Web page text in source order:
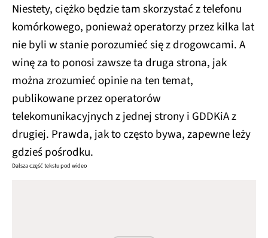
Niestety, ciężko będzie tam skorzystać z telefonu
komórkowego, ponieważ operatorzy przez kilka lat
nie byli w stanie porozumieć się z drogowcami. A
winę za to ponosi zawsze ta druga strona, jak
można zrozumieć opinie na ten temat,
publikowane przez operatorów
telekomunikacyjnych z jednej strony i GDDKiA z
drugiej. Prawda, jak to często bywa, zapewne leży
gdzieś pośrodku.
Dalsza część tekstu pod wideo